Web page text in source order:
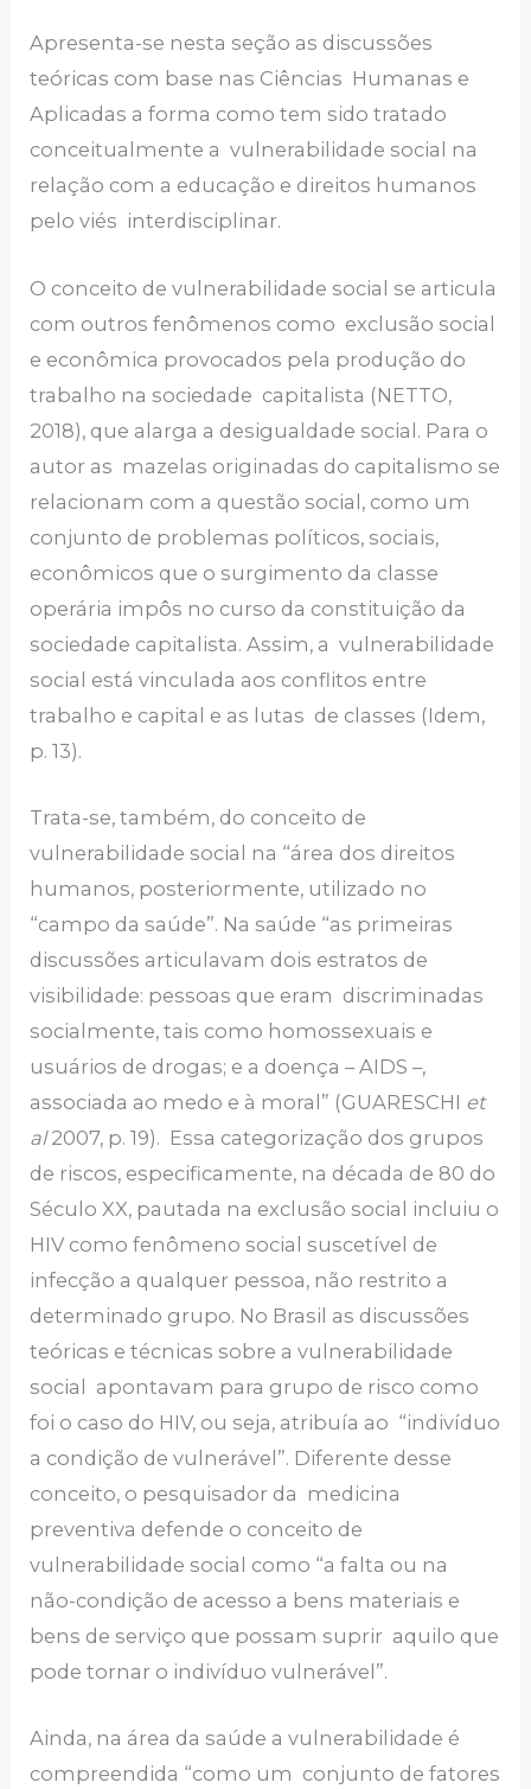
Apresenta-se nesta seção as discussões
teóricas com base nas Ciências Humanas e
Aplicadas a forma como tem sido tratado
conceitualmente a vulnerabilidade social na
relação com a educação e direitos humanos
pelo viés interdisciplinar.
O conceito de vulnerabilidade social se articula
com outros fenômenos como exclusão social
e econômica provocados pela produção do
trabalho na sociedade capitalista (NETTO,
2018), que alarga a desigualdade social. Para o
autor as mazelas originadas do capitalismo se
relacionam com a questão social, como um
conjunto de problemas políticos, sociais,
econômicos que o surgimento da classe
operária impôs no curso da constituição da
sociedade capitalista. Assim, a vulnerabilidade
social está vinculada aos conflitos entre
trabalho e capital e as lutas de classes (Idem,
p. 13).
Trata-se, também, do conceito de
vulnerabilidade social na “área dos direitos
humanos, posteriormente, utilizado no
“campo da saúde”. Na saúde “as primeiras
discussões articulavam dois estratos de
visibilidade: pessoas que eram discriminadas
socialmente, tais como homossexuais e
usuários de drogas; e a doença – AIDS –,
associada ao medo e à moral” (GUARESCHI et
al2007, p. 19). Essa categorização dos grupos
de riscos, especificamente, na década de 80 do
Século XX, pautada na exclusão social incluiu o
HIV como fenômeno social suscetível de
infecção a qualquer pessoa, não restrito a
determinado grupo. No Brasil as discussões
teóricas e técnicas sobre a vulnerabilidade
social apontavam para grupo de risco como
foi o caso do HIV, ou seja, atribuía ao “indivíduo
a condição de vulnerável”. Diferente desse
conceito, o pesquisador da medicina
preventiva defende o conceito de
vulnerabilidade social como “a falta ou na
não-condição de acesso a bens materiais e
bens de serviço que possam suprir aquilo que
pode tornar o indivíduo vulnerável”.
Ainda, na área da saúde a vulnerabilidade é
compreendida “como um conjunto de fatores